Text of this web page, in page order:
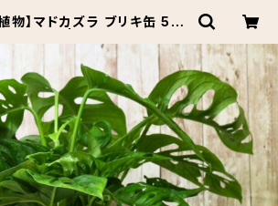
植物】マドカズラ ブリキ缶 5号
ket KARACO